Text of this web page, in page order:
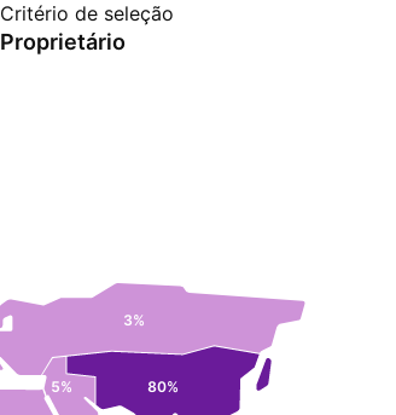
Critério de seleção
Proprietário
3%
5% 80%